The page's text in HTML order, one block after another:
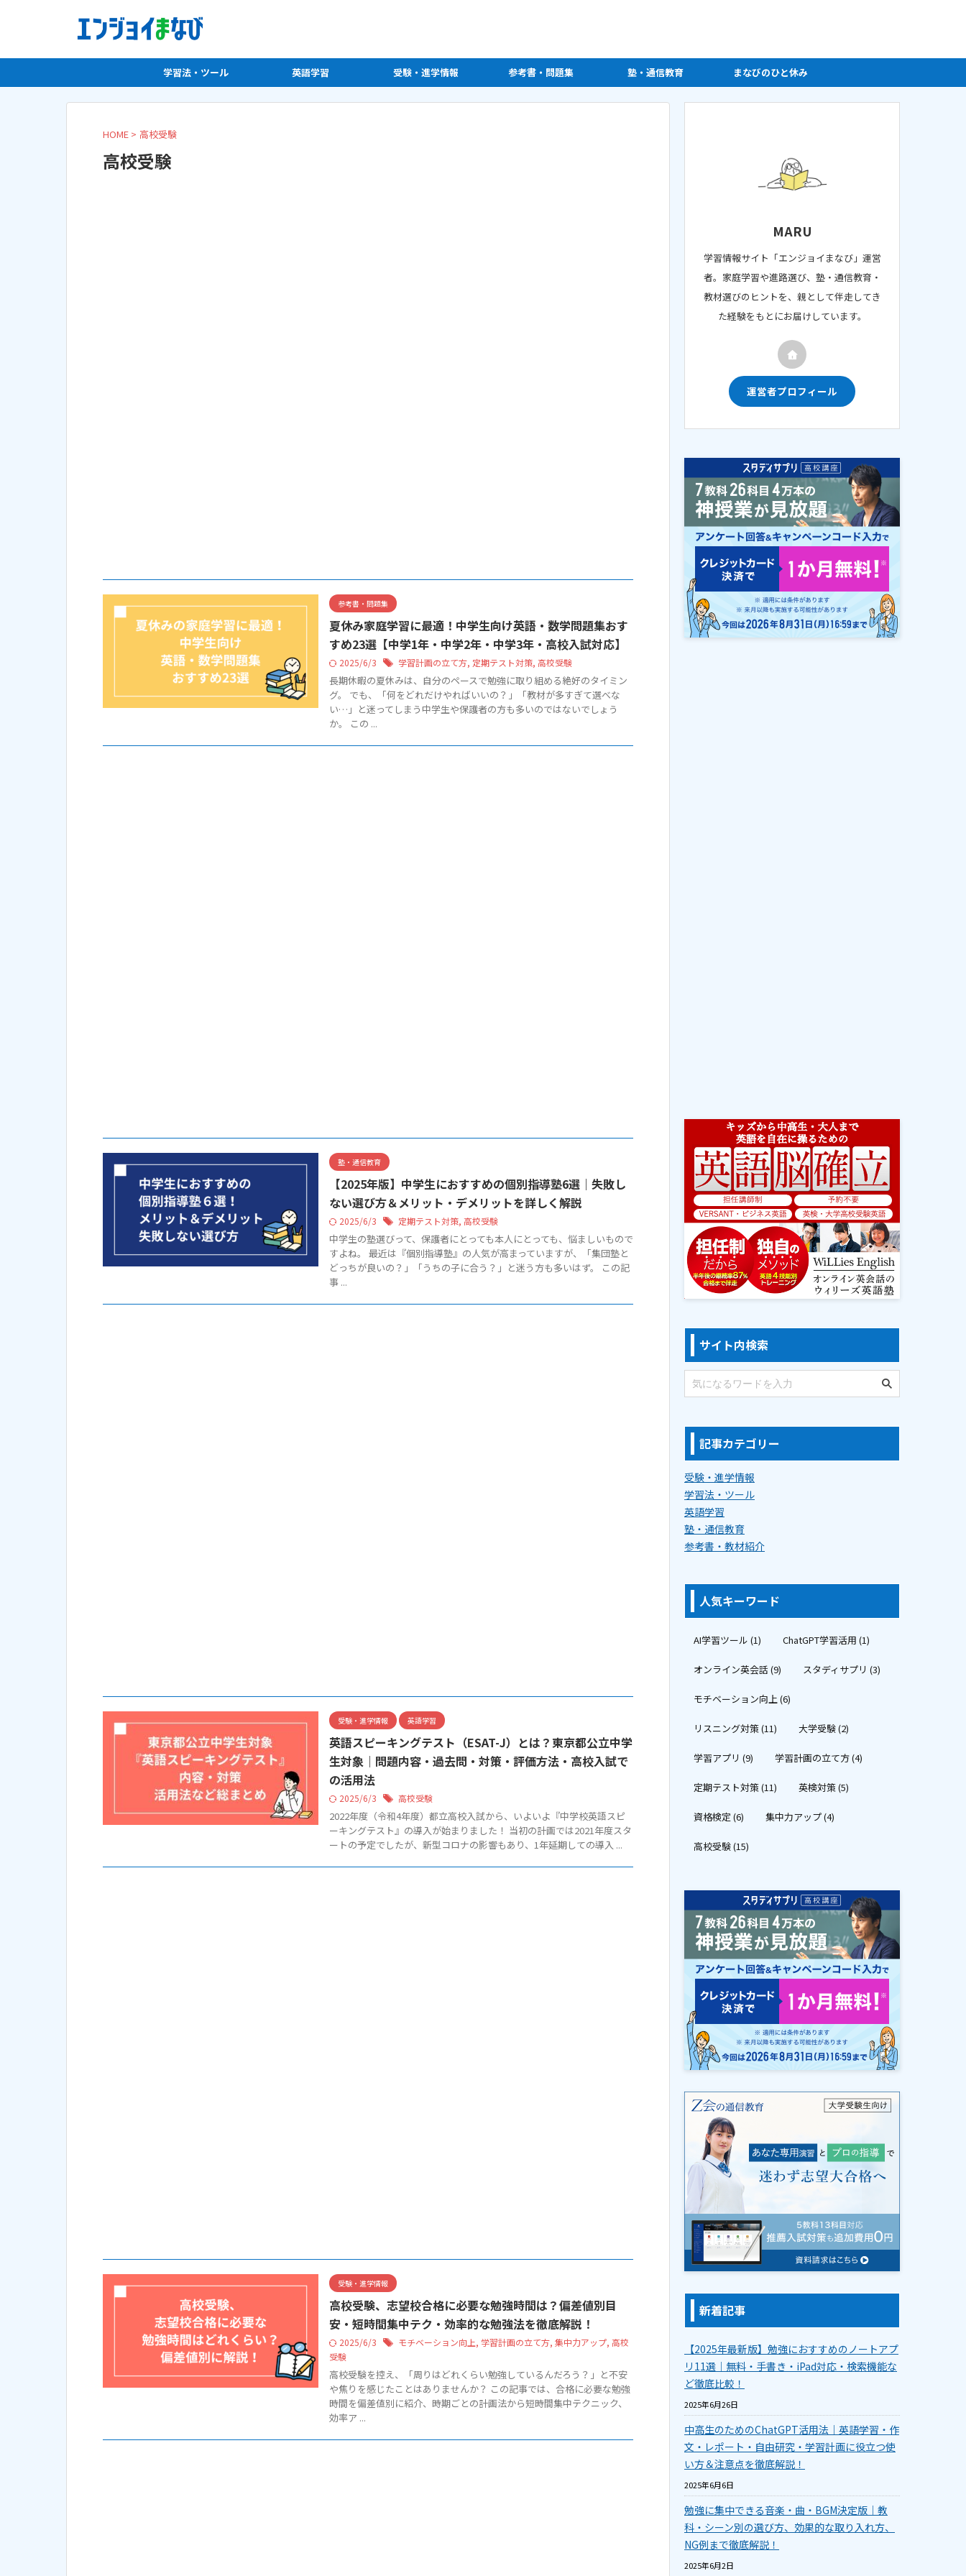
学習法・ツール 英語学習 受験・進学情報 参考書・問題集 塾・通信教育 まなびのひと休み
HOME > 高校受験
高校受験
参考書・問題集
夏休み家庭学習に最適！中学生向け英語・数学問題集おす
すめ23選【中学1年・中学2年・中学3年・高校入試対応】
2025/6/3 学習計画の立て方, 定期テスト対策, 高校受験
長期休暇の夏休みは、自分のペースで勉強に取り組める絶好のタイミン
グ。 でも、「何をどれだけやればいいの？」「教材が多すぎて選べな
い…」と迷ってしまう中学生や保護者の方も多いのではないでしょう
か。 この ...
塾・通信教育
【2025年版】中学生におすすめの個別指導塾6選｜失敗し
ない選び方＆メリット・デメリットを詳しく解説
2025/6/3 定期テスト対策, 高校受験
中学生の塾選びって、保護者にとっても本人にとっても、悩ましいもので
すよね。 最近は『個別指導塾』の人気が高まっていますが、「集団塾と
どっちが良いの？」「うちの子に合う？」と迷う方も多いはず。 この記
事 ...
受験・進学情報 英語学習
英語スピーキングテスト（ESAT-J）とは？東京都公立中学
生対象｜問題内容・過去問・対策・評価方法・高校入試で
の活用法
2025/6/3 高校受験
2022年度（令和4年度）都立高校入試から、いよいよ『中学校英語スピ
ーキングテスト』の導入が始まりました！ 当初の計画では2021年度スタ
ートの予定でしたが、新型コロナの影響もあり、1年延期しての導入 ...
受験・進学情報
高校受験、志望校合格に必要な勉強時間は？偏差値別目
安・短時間集中テク・効率的な勉強法を徹底解説！
2025/6/3 モチベーション向上, 学習計画の立て方, 集中力アップ, 高校
受験
高校受験を控え、「周りはどれくらい勉強しているんだろう？」と不安
や焦りを感じたことはありませんか？ この記事では、合格に必要な勉強
時間を偏差値別に紹介、時期ごとの計画法から短時間集中テクニック、
効率ア ...
MARU
学習情報サイト「エンジョイまなび」運営
者。家庭学習や進路選び、塾・通信教育・
教材選びのヒントを、親として伴走してき
た経験をもとにお届けしています。
運営者プロフィール
サイト内検索
記事カテゴリー
受験・進学情報
学習法・ツール
英語学習
塾・通信教育
参考書・教材紹介
人気キーワード
AI学習ツール (1) ChatGPT学習活用 (1)
オンライン英会話 (9) スタディサプリ (3)
モチベーション向上(6)
リスニング対策(11) 大学受験(2)
学習アプリ (9) 学習計画の立て方(4)
定期テスト対策(11) 英検対策(5)
資格検定 (6) 集中力アップ(4)
高校受験(15)
新着記事
【2025年最新版】勉強におすすめのノートアプ
リ11選｜無料・手書き・iPad対応・検索機能な
ど徹底比較！
2025年6月26日
中高生のためのChatGPT活用法｜英語学習・作
文・レポート・自由研究・学習計画に役立つ使
い方＆注意点を徹底解説！
2025年6月6日
勉強に集中できる音楽・曲・BGM決定版｜教
科・シーン別の選び方、効果的な取り入れ方、
NG例まで徹底解説！
2025年6月2日